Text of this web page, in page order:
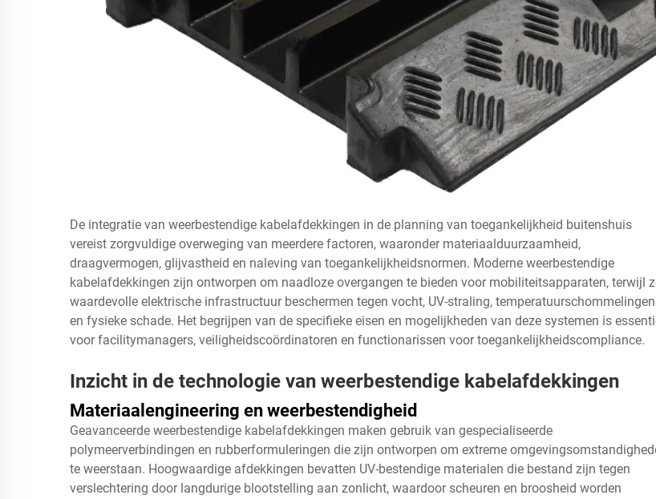
De integratie van weerbestendige kabelafdekkingen in de planning van toegankelijkheid buitenshuis
vereist zorgvuldige overweging van meerdere factoren, waaronder materiaalduurzaamheid,
draagvermogen, glijvastheid en naleving van toegankelijkheidsnormen. Moderne weerbestendige
kabelafdekkingen zijn ontworpen om naadloze overgangen te bieden voor mobiliteitsapparaten, terwijl
waardevolle elektrische infrastructuur beschermen tegen vocht, UV-straling, temperatuurschommelingen
en fysieke schade. Het begrijpen van de specifieke eisen en mogelijkheden van deze systemen is
voor facilitymanagers, veiligheidscoördinatoren en functionarissen voor toegankelijkheidscompliance.
Inzicht in de technologie van weerbestendige kabelafdekkingen
Materiaalengineering en weerbestendigheid
Geavanceerde weerbestendige kabelafdekkingen maken gebruik van gespecialiseerde
polymeerverbindingen en rubberformuleringen die zijn ontworpen om extreme
te weerstaan. Hoogwaardige afdekkingen bevatten UV-bestendige materialen die bestand zijn tegen
verslechtering door langdurige blootstelling aan zonlicht, waardoor scheuren en broosheid worden